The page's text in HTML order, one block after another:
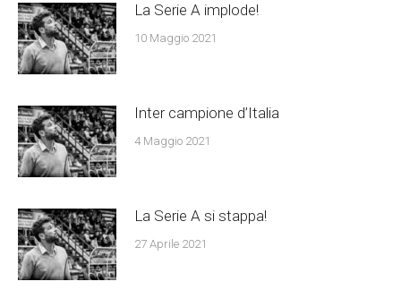
La Serie A implode!
10 Maggio 2021
Inter campione d’Italia
4 Maggio 2021
La Serie A si stappa!
27 Aprile 2021